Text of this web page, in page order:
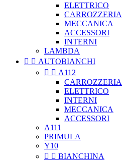
ELETTRICO
CARROZZERIA
MECCANICA
ACCESSORI
INTERNI
LAMBDA
  AUTOBIANCHI
  A112
CARROZZERIA
ELETTRICO
INTERNI
MECCANICA
ACCESSORI
A111
PRIMULA
Y10
  BIANCHINA